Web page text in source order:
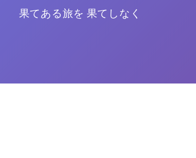
果てある旅を 果てしなく